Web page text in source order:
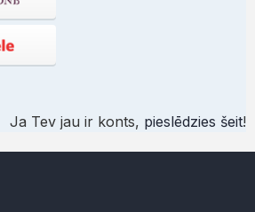
Ja Tev jau ir konts, pieslēdzies šeit!